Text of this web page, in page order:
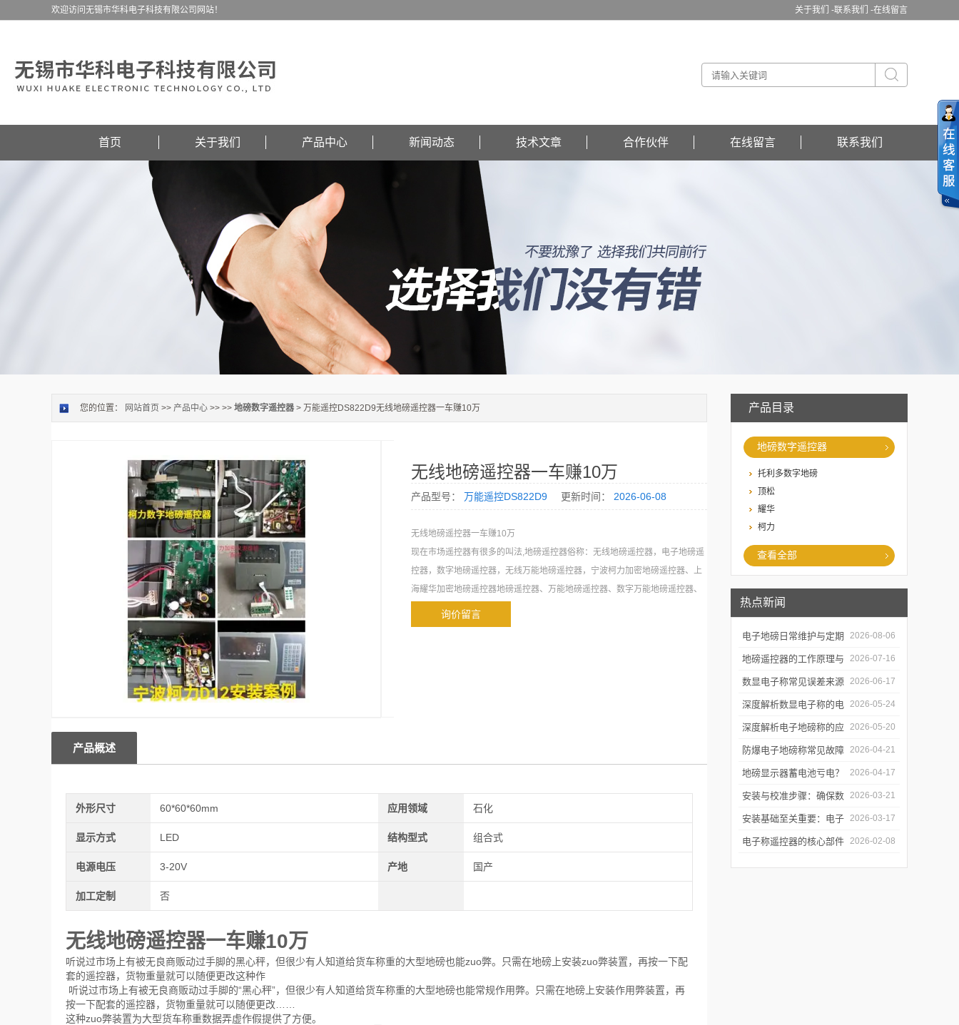
关于我们 -联系我们 -在线留言
欢迎访问无锡市华科电子科技有限公司网站！
首页 关于我们 产品中心 新闻动态 技术文章 合作伙伴 在线留言 联系我们
产品目录
地磅数字遥控器
托利多数字地磅
顶松
耀华
柯力
查看全部
热点新闻
电子地磅日常维护与定期
检定制度：每季度自检、
每年法定检定与数据追溯
管理
2026-08-06
地磅遥控器的工作原理与
信号链路拆解：从射频发
射到称重干扰
2026-07-16
数显电子称常见误差来源
分析与软件滤波算法实现
2026-06-17
深度解析数显电子称的电
磁平衡传感原理与实操调
修
2026-05-24
深度解析电子地磅称的应
变片传感机制与防雷击实
操
2026-05-20
防爆电子地磅称常见故障
排查与日常维护指南
2026-04-21
地磅显示器蓄电池亏电？
教你延长待机时间的技巧
2026-04-17
安装与校准步骤：确保数
显电子称开箱即准
2026-03-21
安装基础至关重要：电子
地磅称的选址与基坑施工
2026-03-17
电子称遥控器的核心部件 2026-02-08
您的位置： 网站首页 >> 产品中心 >> >> 地磅数字遥控器 > 万能遥控DS822D9无线地磅遥控器一车赚10万
无线地磅遥控器一车赚10万
产品型号： 万能遥控DS822D9 更新时间： 2026-06-08
无线地磅遥控器一车赚10万
现在市场遥控器有很多的叫法,地磅遥控器俗称：无线地磅遥控器，电子地磅遥
控器，数字地磅遥控器，无线万能地磅遥控器，宁波柯力加密地磅遥控器、上
海耀华加密地磅遥控器地磅遥控器、万能地磅遥控器、数字万能地磅遥控器、
地磅干扰qi、地磅控zhi器、地磅zuo弊器、万能数字地磅遥控器、其使用效果
非常隐蔽，安全，*的好工具。
询价留言
产品概述
外形尺寸 60*60*60mm 应用领域 石化
显示方式 LED 结构型式 组合式
电源电压 3-20V 产地 国产
加工定制 否
无线地磅遥控器一车赚10万
听说过市场上有被无良商贩动过手脚的黑心秤，但很少有人知道给货车称重的大型地磅也能zuo弊。只需在地磅上安装zuo弊装置，再按一下配
套的遥控器，货物重量就可以随便更改这种作
听说过市场上有被无良商贩动过手脚的“黑心秤”，但很少有人知道给货车称重的大型地磅也能常规作用弊。只需在地磅上安装作用弊装置，再
按一下配套的遥控器，货物重量就可以随便更改……
这种zuo弊装置为大型货车称重数据弄虚作假提供了方便。